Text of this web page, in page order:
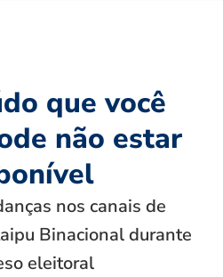
que você
não estar
nos canais de
Binacional durante
eleitoral